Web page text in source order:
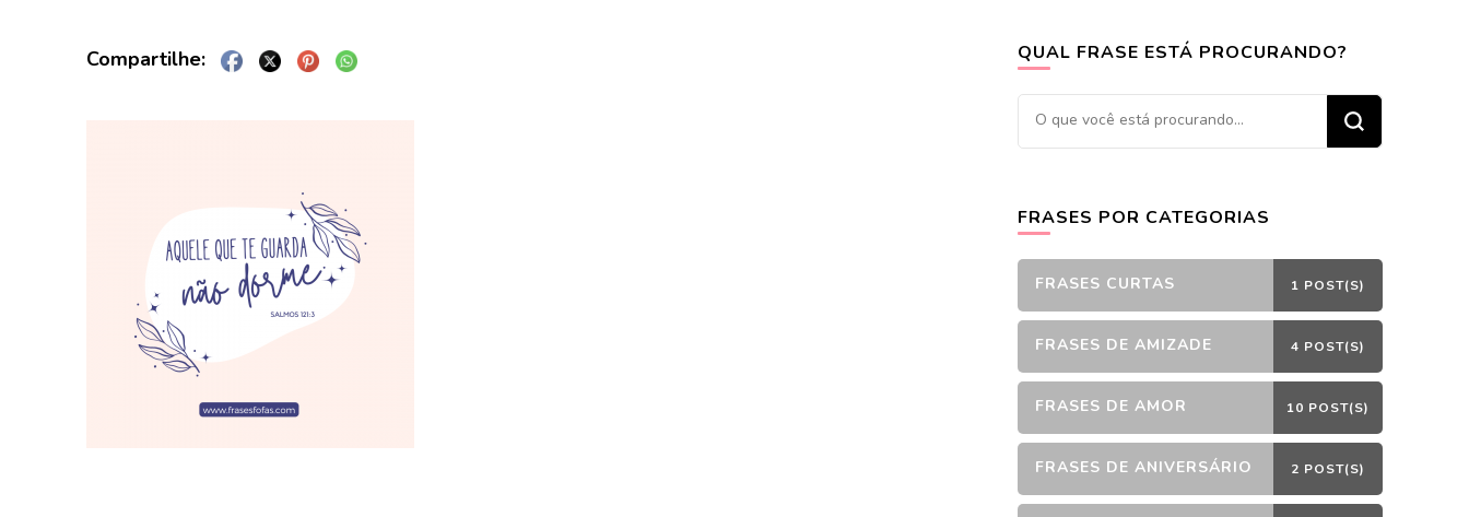
QUAL FRASE ESTÁ PROCURANDO?
Procurando
algo?
FRASES POR CATEGORIAS
FRASES CURTAS 1 POST(S)
FRASES DE AMIZADE 4 POST(S)
FRASES DE AMOR 10 POST(S)
FRASES DE ANIVERSÁRIO 2 POST(S)